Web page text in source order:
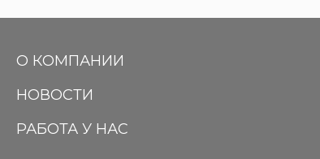
О КОМПАНИИ
НОВОСТИ
РАБОТА У НАС